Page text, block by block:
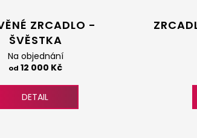
ZRCADLO -
ŠVĚSTKA
Na objednání
od 12 000 Kč
DETAIL